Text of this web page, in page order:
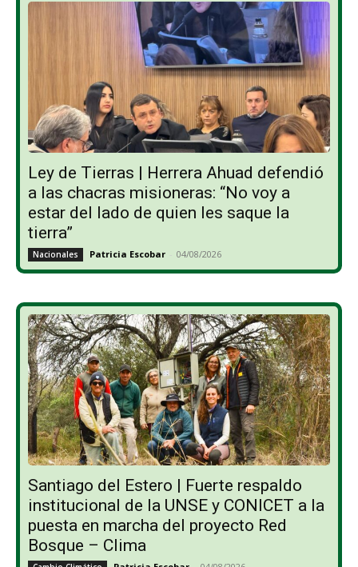
Ley de Tierras | Herrera Ahuad defendió
a las chacras misioneras: “No voy a
estar del lado de quien les saque la
tierra”
Nacionales Patricia Escobar - 04/08/2026
Santiago del Estero | Fuerte respaldo
institucional de la UNSE y CONICET a la
puesta en marcha del proyecto Red
Bosque – Clima